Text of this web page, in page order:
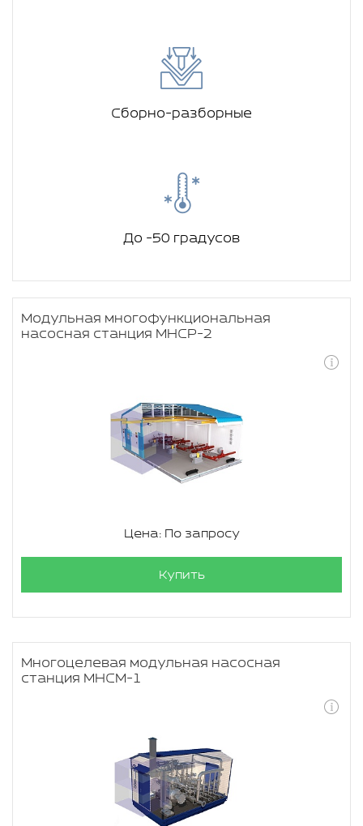
Сборно-разборные
До -50 градусов
Модульная многофункциональная
насосная станция МНСР-2
Цена: По запросу
Купить
Многоцелевая модульная насосная
станция МНСМ-1